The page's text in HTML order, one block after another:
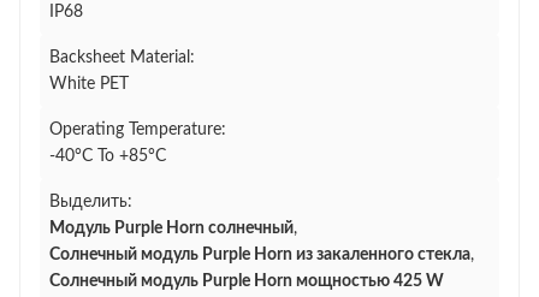
IP68
Backsheet Material:
White PET
Operating Temperature:
-40°C To +85°C
Выделить:
Модуль Purple Horn солнечный,
Солнечный модуль Purple Horn из закаленного стекла,
Солнечный модуль Purple Horn мощностью 425 W